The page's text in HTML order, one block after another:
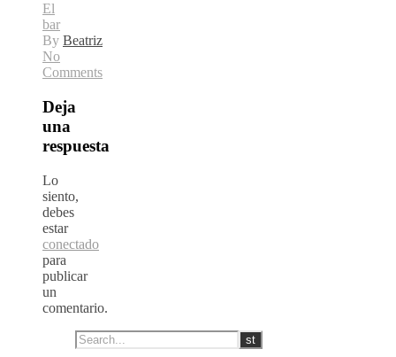
El
bar
By Beatriz
No
Comments
Deja
una
respuesta
Lo
siento,
debes
estar
conectado
para
publicar
un
comentario.